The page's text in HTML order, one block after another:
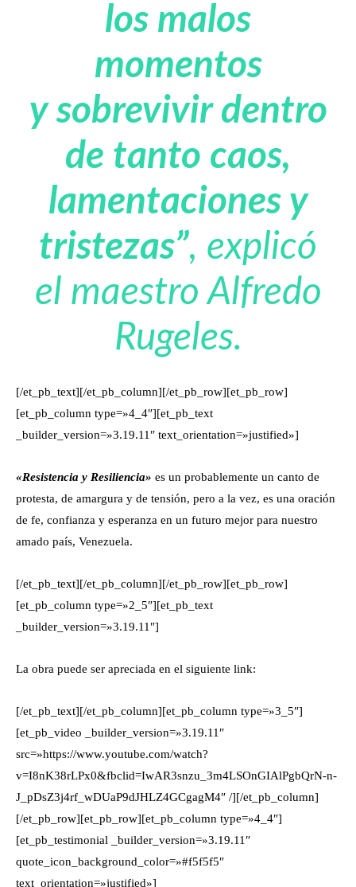
los malos
momentos
y sobrevivir dentro
de tanto caos,
lamentaciones y
tristezas”, explicó
el maestro Alfredo
Rugeles.
[/et_pb_text][/et_pb_column][/et_pb_row][et_pb_row]
[et_pb_column type=»4_4″][et_pb_text
_builder_version=»3.19.11″ text_orientation=»justified»]
«Resistencia y Resiliencia» es un probablemente un canto de
protesta, de amargura y de tensión, pero a la vez, es una oración
de fe, confianza y esperanza en un futuro mejor para nuestro
amado país, Venezuela.
[/et_pb_text][/et_pb_column][/et_pb_row][et_pb_row]
[et_pb_column type=»2_5″][et_pb_text
_builder_version=»3.19.11″]
La obra puede ser apreciada en el siguiente link:
[/et_pb_text][/et_pb_column][et_pb_column type=»3_5″]
[et_pb_video _builder_version=»3.19.11″
src=»https://www.youtube.com/watch?
v=I8nK38rLPx0&fbclid=IwAR3snzu_3m4LSOnGIAlPgbQrN-n-
J_pDsZ3j4rf_wDUaP9dJHLZ4GCgagM4″ /][/et_pb_column]
[/et_pb_row][et_pb_row][et_pb_column type=»4_4″]
[et_pb_testimonial _builder_version=»3.19.11″
quote_icon_background_color=»#f5f5f5″
text_orientation=»justified»]